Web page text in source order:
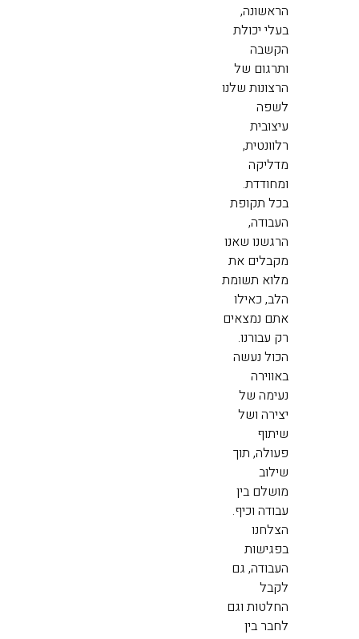
הראשונה,
בעלי יכולת
הקשבה
ותרגום של
הרצונות שלנו
לשפה
עיצובית
רלוונטית,
מדליקה
ומחודדת.
בכל תקופת
העבודה,
הרגשנו שאנו
מקבלים את
מלוא תשומת
הלב, כאילו
אתם נמצאים
רק עבורנו.
הכול נעשה
באווירה
נעימה של
יצירה ושל
שיתוף
פעולה, תוך
שילוב
מושלם בין
עבודה וכיף.
הצלחנו
בפגישות
העבודה, גם
לקבל
החלטות וגם
לחבר בין